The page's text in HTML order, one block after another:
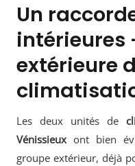
Un
intérieures
extérieure
Les deux unités de
Vénissieuxont bien
groupe extérieur, déjà